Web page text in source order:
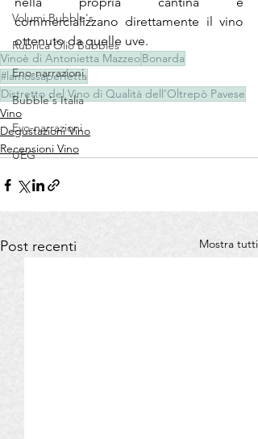
Volumi Bubble's
Rubrica Olio Bubbles
Eno-narrazioni
Bubble's Italia
Evo-narrazioni
UEG
commercializzano direttamente il vino
ottenuto da quelle uve.
Vinoè di Antonietta MazzeoBonarda
#lamossaperfetta
Distretto del Vino di Qualità dell’Oltrepò Pavese
Vino
Degustazioni Vino
Recensioni Vino
Post recenti Mostra tutti